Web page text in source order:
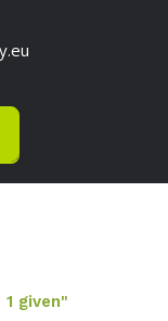
given"